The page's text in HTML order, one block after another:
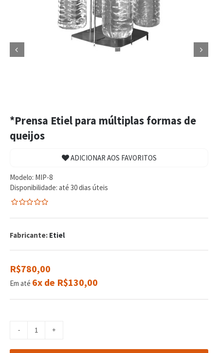
 
*Prensa Etiel para múltiplas formas de
queijos
ADICIONAR AOS FAVORITOS
Modelo: MIP-8
Disponibilidade: até 30 dias úteis
de
reviews
Fabricante: Etiel
R$780,00
Em até 6x de R$130,00